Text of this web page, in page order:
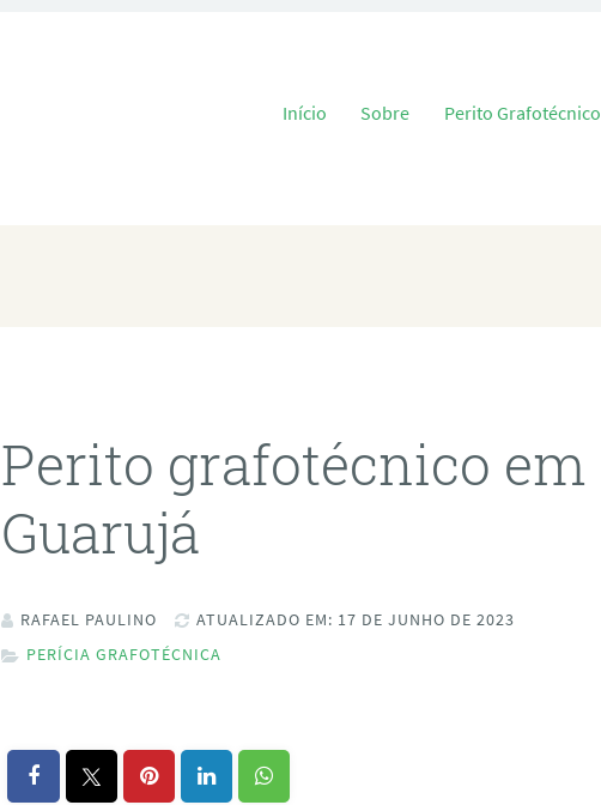
Pular para o conteúdo
Início Sobre Perito Grafotécnico
Perito grafotécnico em
Guarujá
RAFAEL PAULINO
ATUALIZADO EM: 17 DE JUNHO DE 2023
PERÍCIA GRAFOTÉCNICA